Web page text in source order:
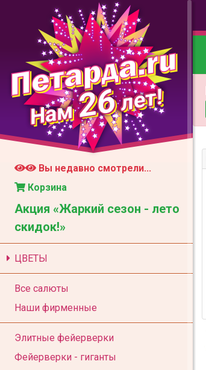
Нам26лет!
Вы недавно смотрели...
Корзина
Акция «Жаркий сезон - лето
скидок!»
ЦВЕТЫ
Все салюты
Наши фирменные
Элитные фейерверки
Фейерверки - гиганты